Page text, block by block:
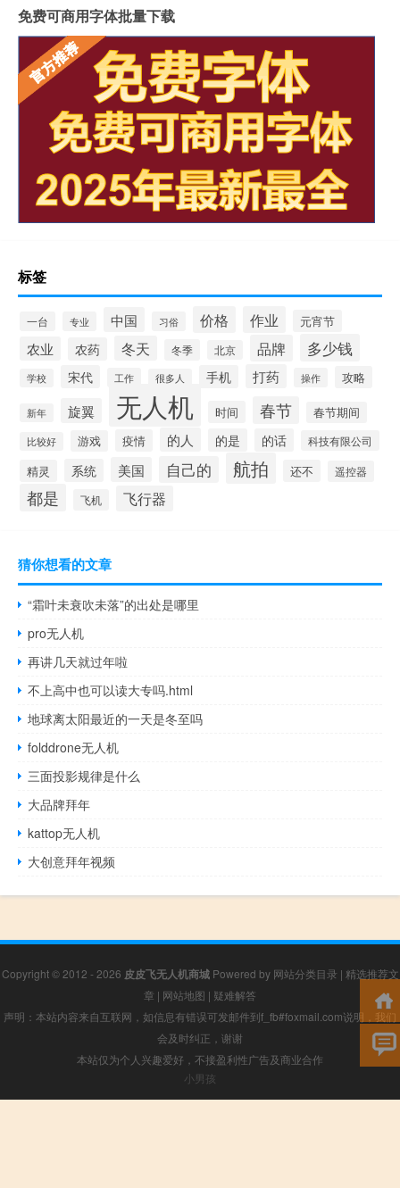
免费可商用字体批量下载
标签
一台 专业 中国 习俗 价格 作业 元宵节
农业 农药 冬天 冬季 北京 品牌 多少钱
学校 宋代 工作 很多人 手机 打药 操作 攻略
新年 旋翼 无人机 时间 春节 春节期间
比较好 游戏 疫情 的人 的是 的话 科技有限公司
精灵 系统 美国 自己的 航拍 还不 遥控器
都是 飞机 飞行器
猜你想看的文章
“霜叶未衰吹未落”的出处是哪里
pro无人机
再讲几天就过年啦
不上高中也可以读大专吗.html
地球离太阳最近的一天是冬至吗
folddrone无人机
三面投影规律是什么
大品牌拜年
kattop无人机
大创意拜年视频
Copyright © 2012 - 2026 皮皮飞无人机商城Powered by 网站分类目录 | 精选推荐文
章 | 网站地图 | 疑难解答
声明：本站内容来自互联网，如信息有错误可发邮件到f_fb#foxmail.com说明，我们
会及时纠正，谢谢
本站仅为个人兴趣爱好，不接盈利性广告及商业合作
小男孩